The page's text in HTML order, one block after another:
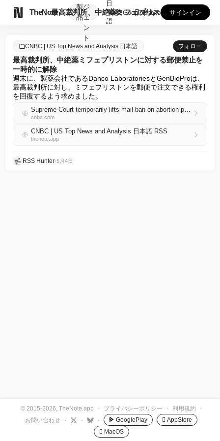
TheNote
製
品
ジ
ェ
ン
ト
最高裁判所、中絶薬ミフェプリストンに対する郵便禁止を一時的に...
日
本
語
GooglePlay
AppStore サインイン
CNBC | US Top News and Analysis 日本語 フォロー
最高裁判所、中絶薬ミフェプリストンに対する郵便禁止を
一時的に解除
週末に、製薬会社であるDanco LaboratoriesとGenBioProは、
最高裁判所に対し、ミフェプリストンを郵便で注文できる権利
を回復するよう求めました。
Supreme Court temporarily lifts mail ban on abortion pill mifepristone
cnbc.com
CNBC | US Top News and Analysis 日本語 RSS
thenote.app
RSS Hunter•5月4日
© 2015-2026, TheNote.app · プライバシーポリシー · 利用規約
·
お問い合わせ
· · · GooglePlay
 AppStore
 MacOS